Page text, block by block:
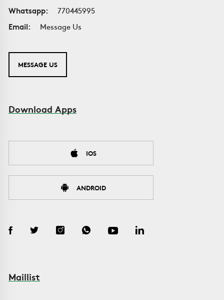
Whatsapp:
770445995
Email:
Message Us
MESSAGE US
Download Apps
IOS
ANDROID
Maillist